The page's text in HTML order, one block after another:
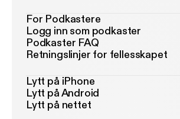
For Podkastere
Logg inn som podkaster
Podkaster FAQ
Retningslinjer for fellesskapet
Lytt på iPhone
Lytt på Android
Lytt på nettet